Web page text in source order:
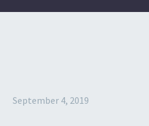
September 4, 2019